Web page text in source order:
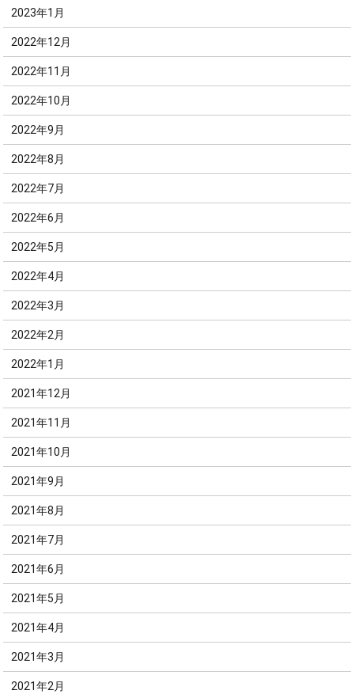
2023年1月
2022年12月
2022年11月
2022年10月
2022年9月
2022年8月
2022年7月
2022年6月
2022年5月
2022年4月
2022年3月
2022年2月
2022年1月
2021年12月
2021年11月
2021年10月
2021年9月
2021年8月
2021年7月
2021年6月
2021年5月
2021年4月
2021年3月
2021年2月